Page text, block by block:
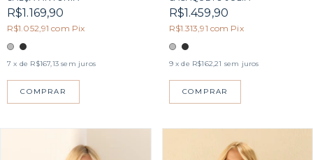
R$1.169,90
R$1.052,91com Pix
7 x de R$167,13 sem juros
COMPRAR
R$1.459,90
R$1.313,91 com Pix
9 x de R$162,21 sem juros
COMPRAR